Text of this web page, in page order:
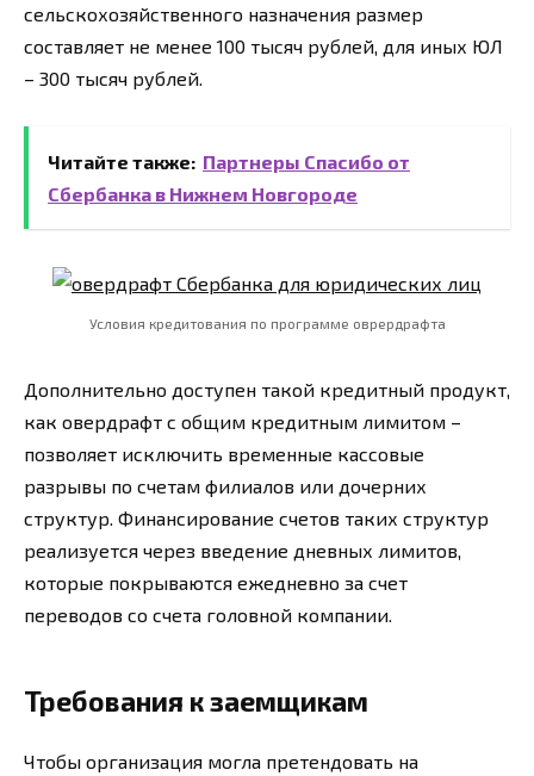
сельскохозяйственного назначения размер
составляет не менее 100 тысяч рублей, для иных ЮЛ
– 300 тысяч рублей.
Читайте также: Партнеры Спасибо от
Сбербанка в Нижнем Новгороде
Условия кредитования по программе оврердрафта
Дополнительно доступен такой кредитный продукт,
как овердрафт с общим кредитным лимитом –
позволяет исключить временные кассовые
разрывы по счетам филиалов или дочерних
структур. Финансирование счетов таких структур
реализуется через введение дневных лимитов,
которые покрываются ежедневно за счет
переводов со счета головной компании.
Требования к заемщикам
Чтобы организация могла претендовать на